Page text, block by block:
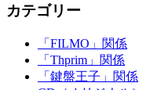
カテゴリー
「FILMO」関係
「Thprim」関係
「鍵盤王子」関係